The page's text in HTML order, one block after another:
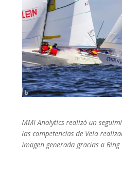
MMI Analytics realizó un
las competencias de Vela
Imagen generada gracias a Bing